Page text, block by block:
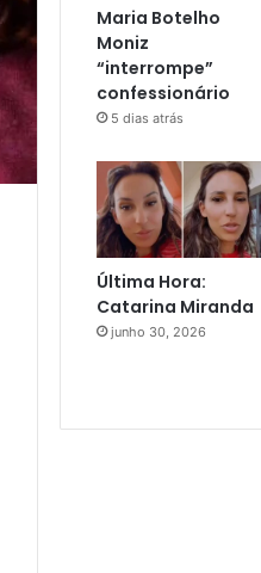
Maria Botelho
Moniz
“interrompe”
confessionário
5 dias atrás
Última Hora:
Catarina Miranda
junho 30, 2026